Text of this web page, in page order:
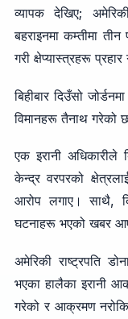
व्यापक देखिए;
बहराइनमा कम्तीमा
गरी क्षेप्यास्त्रहरू प्रहार
बिहीबार दिउँसो
विमानहरू तैनाथ गरेको
एक इरानी अधिकारीले
केन्द्र वरपरको
आरोप लगाए। साथै,
घटनाहरू भएको खबर
अमेरिकी राष्ट्रपति
भएका हालैका इरानी
गरेको र आक्रमण